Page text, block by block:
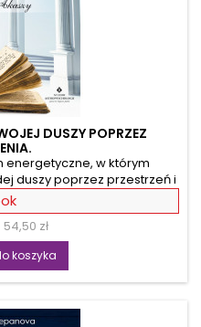
DUSZY POPRZEZ
energetyczne, w którym
duszy poprzez przestrzeń i
Twoja dusza nauczyła
Skrywają także informacje
Ci one nieskończone
rozwoju. Staniesz się tym,
Będziesz cieszyć się
których spotykasz
Cena
podstawowa
54,50 zł
koszyka